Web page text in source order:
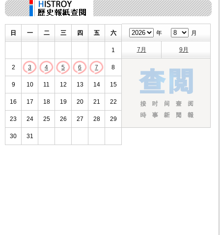
日 一 二 三 四 五 六
1
2 3 4 5 6 7 8
9 10 11 12 13 14 15
16 17 18 19 20 21 22
23 24 25 26 27 28 29
30 31
年 月
7月 9月